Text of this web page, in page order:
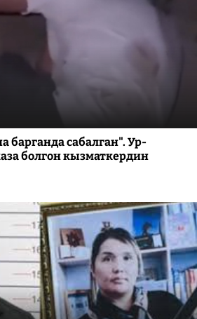
сабалган". Ур-
болгон кызматкердин